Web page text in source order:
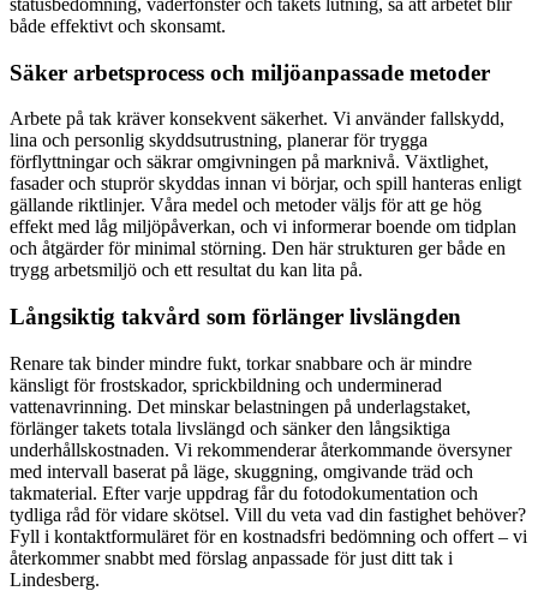
statusbedömning, väderfönster och takets lutning, så att arbetet blir
både effektivt och skonsamt.
Säker arbetsprocess och miljöanpassade metoder
Arbete på tak kräver konsekvent säkerhet. Vi använder fallskydd,
lina och personlig skyddsutrustning, planerar för trygga
förflyttningar och säkrar omgivningen på marknivå. Växtlighet,
fasader och stuprör skyddas innan vi börjar, och spill hanteras enligt
gällande riktlinjer. Våra medel och metoder väljs för att ge hög
effekt med låg miljöpåverkan, och vi informerar boende om tidplan
och åtgärder för minimal störning. Den här strukturen ger både en
trygg arbetsmiljö och ett resultat du kan lita på.
Långsiktig takvård som förlänger livslängden
Renare tak binder mindre fukt, torkar snabbare och är mindre
känsligt för frostskador, sprickbildning och underminerad
vattenavrinning. Det minskar belastningen på underlagstaket,
förlänger takets totala livslängd och sänker den långsiktiga
underhållskostnaden. Vi rekommenderar återkommande översyner
med intervall baserat på läge, skuggning, omgivande träd och
takmaterial. Efter varje uppdrag får du fotodokumentation och
tydliga råd för vidare skötsel. Vill du veta vad din fastighet behöver?
Fyll i kontaktformuläret för en kostnadsfri bedömning och offert – vi
återkommer snabbt med förslag anpassade för just ditt tak i
Lindesberg.